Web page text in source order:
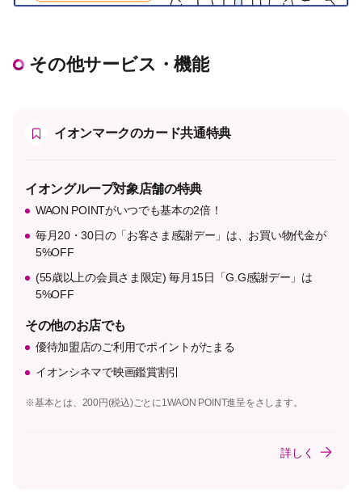
その他サービス・機能
イオンマークのカード共通特典
イオングループ対象店舗の特典
WAON POINTがいつでも基本の2倍！
毎月20・30日の「お客さま感謝デー」は、お買い物代金が
5%OFF
(55歳以上の会員さま限定) 毎月15日「G.G感謝デー」は
5%OFF
その他のお店でも
優待加盟店のご利用でポイントがたまる
イオンシネマで映画鑑賞割引
※基本とは、200円(税込)ごとに1WAON POINT進呈をさします。
詳しく